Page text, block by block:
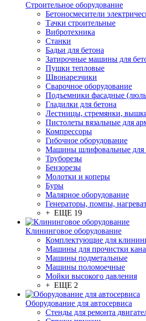
Строительное оборудование
Бетоносмесители
Тачки строительные
Вибротехника
Станки
Бадьи для бетона
Затирочные машины для
Пушки тепловые
Швонарезчики
Сварочное оборудование
Подъемники фасадные
Гладилки для бетона
Лестницы, стремянки,
Пистолеты вязальные для
Компрессоры
Гибочное оборудование
Машины шлифовальные для
Труборезы
Бензорезы
Молотки и коперы
Буры
Малярное оборудование
Генераторы, помпы,
+ ЕЩЕ 19
Клининговое оборудование
Комплектующие для
Машины для прочистки
Машины подметальные
Машины поломоечные
Мойки высокого давления
+ ЕЩЕ 2
Оборудование для автосервиса
Стенды для ремонта